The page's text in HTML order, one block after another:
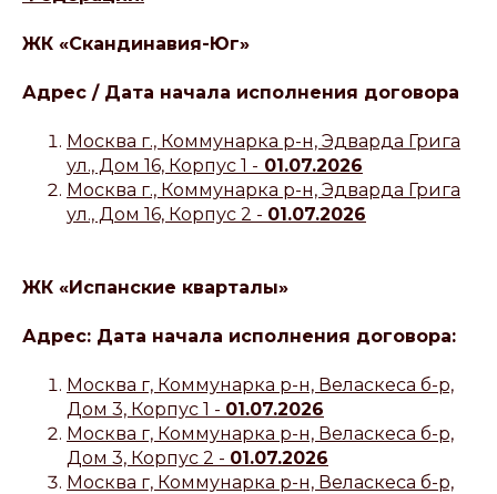
ЖК «Скандинавия-Юг»
Адрес / Дата начала исполнения договора
Москва г., Коммунарка р-н, Эдварда Грига
ул., Дом 16, Корпус 1 - 01.07.2026
Москва г., Коммунарка р-н, Эдварда Грига
ул., Дом 16, Корпус 2 - 01.07.2026
ЖК «Испанские кварталы»
Адрес: Дата начала исполнения договора:
Москва г, Коммунарка р-н, Веласкеса б-р,
Дом 3, Корпус 1 - 01.07.2026
Москва г, Коммунарка р-н, Веласкеса б-р,
Дом 3, Корпус 2 - 01.07.2026
Москва г, Коммунарка р-н, Веласкеса б-р,